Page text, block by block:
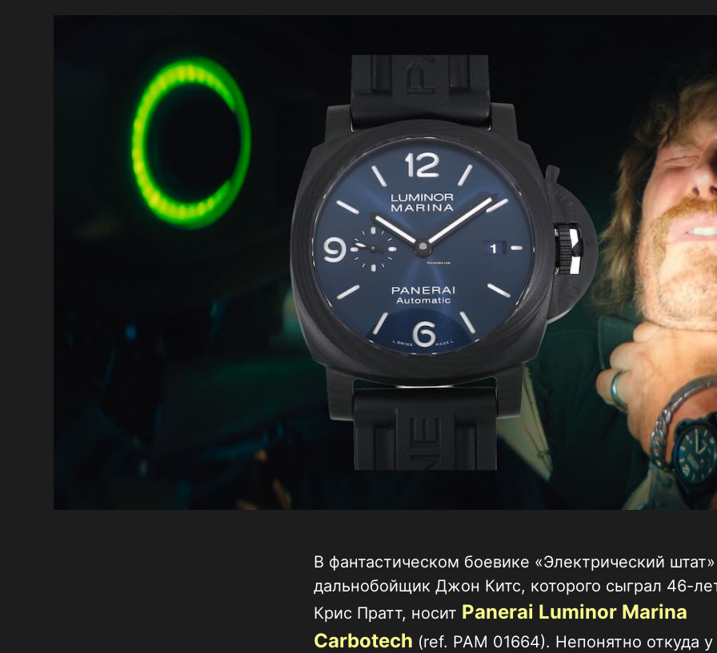
В фантастическом боевике «Электрический штат»
дальнобойщик Джон Китс, которого сыграл 46-
Крис Пратт, носит Panerai Luminor Marina
Carbotech (ref. PAM 01664). Непонятно откуда у